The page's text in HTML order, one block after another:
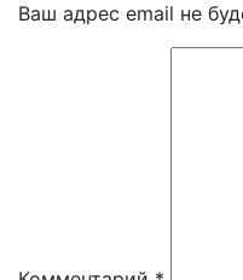
Ваш адрес email не